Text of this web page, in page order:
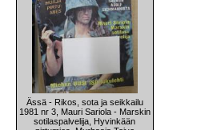
Ässä - Rikos, sota ja seikkailu
1981 nr 3, Mauri Sariola - Marskin
sotilaspalvelija, Hyvinkään